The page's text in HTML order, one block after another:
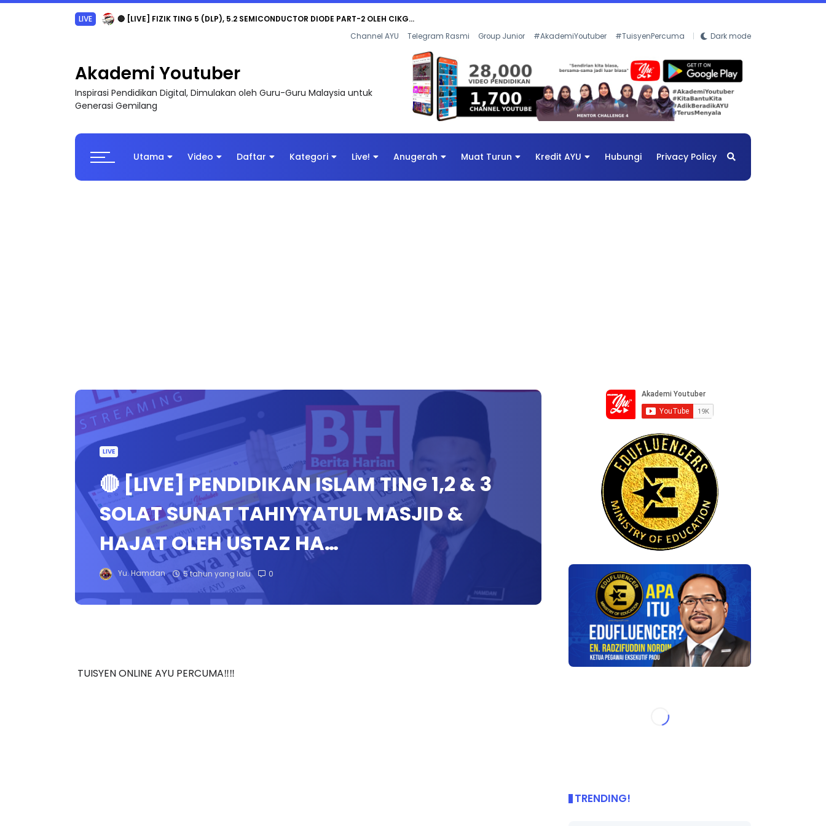
LIVE 🔴 [LIVE] PRINSIP PERAKAUNAN, PECUT SKOR SOALAN 1 TRIAL OLEH CIKGU WAN...
Channel AYU Telegram Rasmi Group Junior #AkademiYoutuber #TuisyenPercuma Dark mode
Akademi Youtuber
Inspirasi Pendidikan Digital, Dimulakan oleh Guru-Guru Malaysia untuk
Generasi Gemilang
Utama Video Daftar Kategori Live! Anugerah Muat Turun Kredit AYU Hubungi Privacy Policy
LIVE
🔴 [LIVE] PENDIDIKAN ISLAM TING 1,2 & 3
SOLAT SUNAT TAHIYYATUL MASJID &
HAJAT OLEH USTAZ HA…
Yu. Hamdan 5 tahun yang lalu 0
TUISYEN ONLINE AYU PERCUMA‼️‼️
TRENDING!